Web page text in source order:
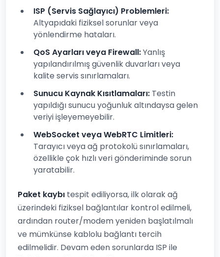
ISP (Servis Sağlayıcı) Problemleri:
Altyapıdaki fiziksel sorunlar veya
yönlendirme hataları.
QoS Ayarları veya Firewall:Yanlış
yapılandırılmış güvenlik duvarları veya
kalite servis sınırlamaları.
Sunucu Kaynak Kısıtlamaları: Testin
yapıldığı sunucu yoğunluk altındaysa gelen
veriyi işleyemeyebilir.
WebSocket veya WebRTC Limitleri:
Tarayıcı veya ağ protokolü sınırlamaları,
özellikle çok hızlı veri gönderiminde sorun
yaratabilir.
Paket kaybı tespit ediliyorsa, ilk olarak ağ
üzerindeki fiziksel bağlantılar kontrol edilmeli,
ardından router/modem yeniden başlatılmalı
ve mümkünse kablolu bağlantı tercih
edilmelidir. Devam eden sorunlarda ISP ile